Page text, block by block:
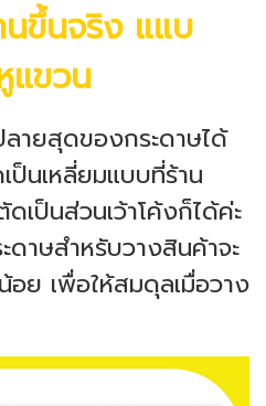
ขึ้นจริง แแบ
แขวน
ายสุดของกระดาษได้
ป็นเหลี่ยมแบบที่ร้าน
เป็นส่วนเว้าโค้งก็ได้ค่ะ
าษสำหรับวางสินค้าจะ
อย เพื่อให้สมดุลเมื่อวาง